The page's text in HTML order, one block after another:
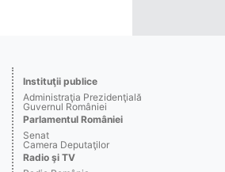
Instituţii publice
Administraţia Prezidenţială
Guvernul României
Parlamentul României
Senat
Camera Deputaţilor
Radio şi TV